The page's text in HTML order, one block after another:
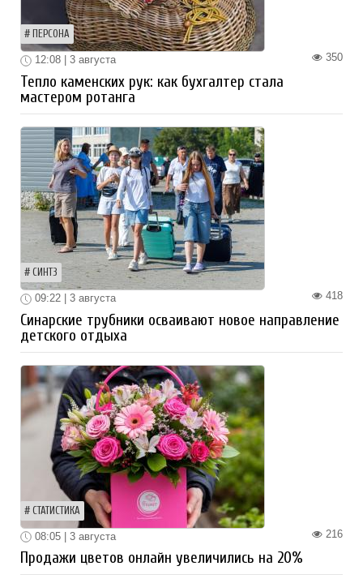
ПЕРСОНА
350
12:08 | 3 августа
Тепло каменских рук: как бухгалтер стала
мастером ротанга
СИНТЗ
418
09:22 | 3 августа
Синарские трубники осваивают новое направление
детского отдыха
СТАТИСТИКА
216
08:05 | 3 августа
Продажи цветов онлайн увеличились на 20%